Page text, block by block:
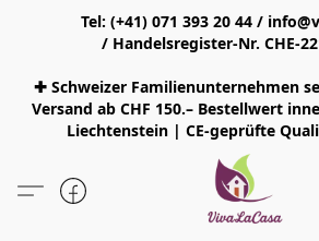
Tel: (+41) 071 393 20 44 /
/ Handelsregister-Nr. CHE-
✚ Schweizer Familienunternehmen
Versand ab CHF 150.– Bestellwert
Liechtenstein | CE-geprüfte